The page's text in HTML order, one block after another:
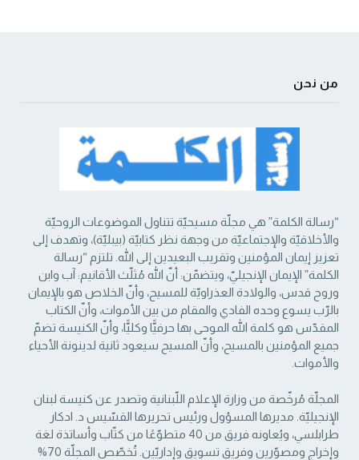
من نحن
“رسالة الكلمة” هي مجلّة مسيحيّة تتناول الموضوعات الروحيّة
والأخلاقيّة والإجتماعيّة من ‏وجهة نظر كتابيّة (بيبليّة)، وتهدف إلى
تعزيز إيمان المؤمنين وتقريب البعيدين إلى الله. تلتزم “رسالة
‏الكلمة” الإيمان الإنجيليّ، ويتضمّن: أنّ الله مُثلّث الأقانيم: آب وابن
وروح قدس، والولادة العذراويّة ‏للمسيح، وأنّ الخلاص هو بالإيمان
بالرّب يسوع وحده الفادي والمقام من بين الأموات، وأنّ الكتاب
‏المقدّس هو كلمة الله الموحى بها حرفيًّا وكليًّا، وأنّ الكنيسة تضمّ
جميع المؤمنين بالمسيح، وأنّ المسيح ‏سيعود ثانية لدينونة الأحياء
والأموات. ‏
المجلّة مُرخّصة من وزارة الإعلام اللّبنانية وتصدر عن كنيسة لبنان
الإنجيليّة. مديرها المسؤول ‏ورئيس تحريرها القسّيس د. ادكار
طرابلسي، ويُعاونه فريق من 40 متطوّعًا من كتّاب وأساتذة لغة
‏وإخراج ومصوّرين وفريق تسويق وإداريّين. تُخصّص المجلّة 70%